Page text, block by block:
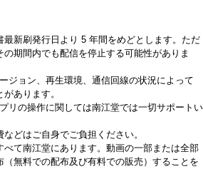
最新刷発行日より 5 年間をめどとします。ただ
期間内でも配信を停止する可能性がありま
ジョン、再生環境、通信回線の状況によって
あります。
リの操作に関しては南江堂では一切サポートい
どはご自身でご負担ください。
べて南江堂にあります。動画の一部または全部
（無料での配布及び有料での販売）することを